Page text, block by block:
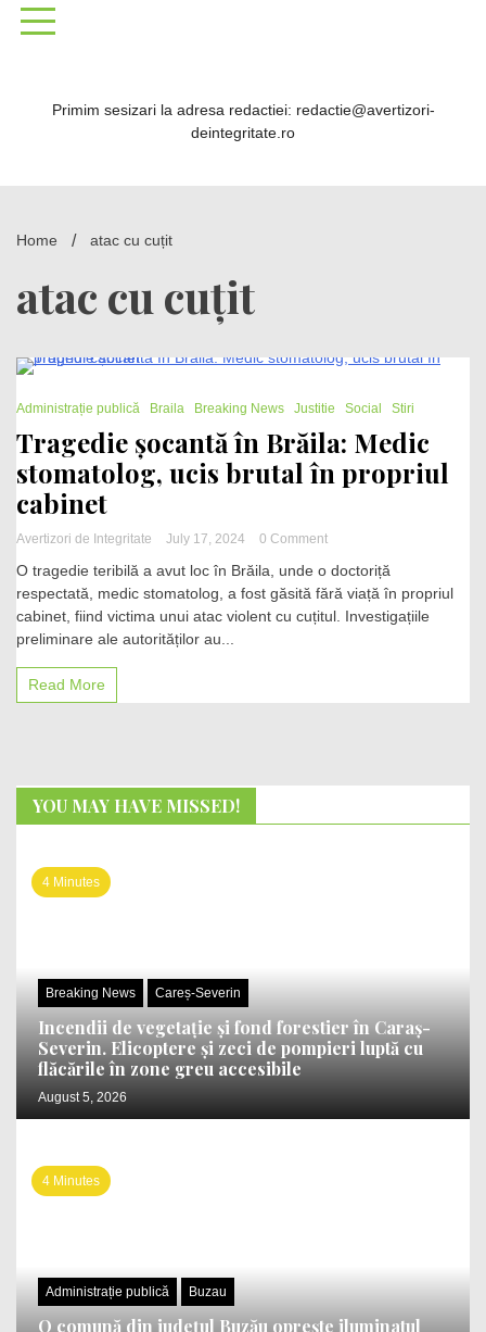
Skip
Primim sesizari la adresa redactiei: redactie@avertizori-
deintegritate.ro
Home atac cu cuțit
atac cu cuțit
Administrație publică
Braila Breaking News Justitie Social Stiri
Tragedie șocantă în Brăila: Medic
stomatolog, ucis brutal în propriul
cabinet
Avertizori de Integritate July 17, 2024 0 Commenton
șocantă
în
Brăila:
O tragedie teribilă a avut loc în Brăila, unde o doctoriță
respectată, medic stomatolog, a fost găsită fără viață în propriul
cabinet, fiind victima unui atac violent cu cuțitul. Investigațiile
preliminare ale autorităților au...
Read More
YOU MAY HAVE MISSED!
4 Minutes
Breaking News Careș-Severin
Incendii de vegetație și fond forestier în Caraș-
Severin. Elicoptere și zeci de pompieri luptă cu
flăcările în zone greu accesibile
August 5, 2026
4 Minutes
Administrație publică Buzau
O comună din județul Buzău oprește iluminatul